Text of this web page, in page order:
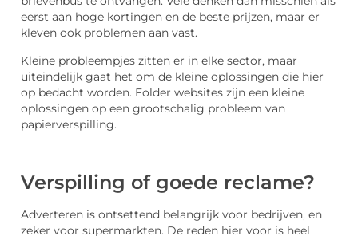
eerst aan hoge kortingen en de beste prijzen, maar er
kleven ook problemen aan vast.
Kleine probleempjes zitten er in elke sector, maar
uiteindelijk gaat het om de kleine oplossingen die hier
op bedacht worden. Folder websites zijn een kleine
oplossingen op een grootschalig probleem van
papierverspilling.
Verspilling of goede reclame?
Adverteren is ontsettend belangrijk voor bedrijven, en
zeker voor supermarkten. De reden hier voor is heel